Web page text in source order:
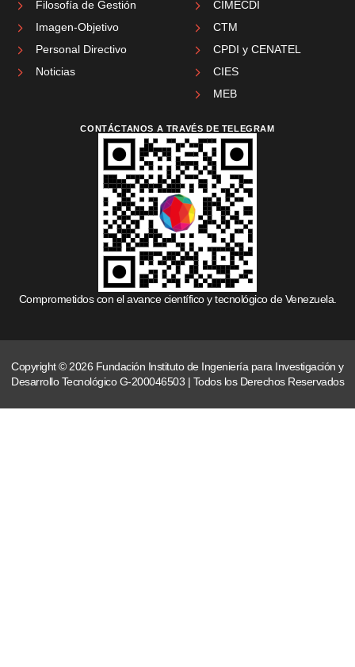
Filosofía de Gestión
Imagen-Objetivo
Personal Directivo
Noticias
CIMECDI
CTM
CPDI y CENATEL
CIES
MEB
CONTÁCTANOS A TRAVÉS DE TELEGRAM
Comprometidos con el avance científico y tecnológico de Venezuela.
Copyright © 2026 Fundación Instituto de Ingeniería para Investigación y
Desarrollo Tecnológico G-200046503 | Todos los Derechos Reservados